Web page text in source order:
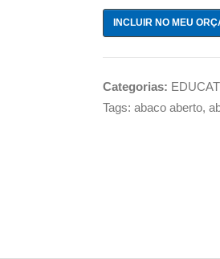
INCLUIR NO MEU
Categorias:
Tags: abaco aberto,